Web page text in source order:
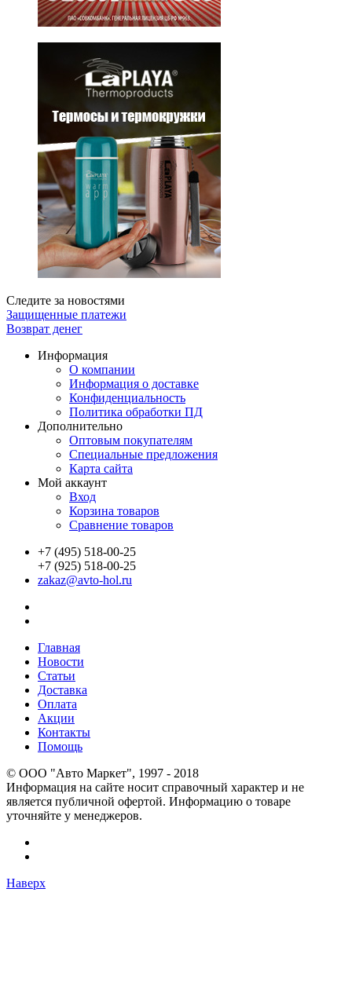
Следите за новостями
Защищенные платежи
Возврат денег
Информация
О компании
Информация о доставке
Конфиденциальность
Политика обработки ПД
Дополнительно
Оптовым покупателям
Специальные предложения
Карта сайта
Мой аккаунт
Вход
Корзина товаров
Сравнение товаров
+7 (495) 518-00-25
+7 (925) 518-00-25
zakaz@avto-hol.ru
Главная
Новости
Статьи
Доставка
Оплата
Акции
Контакты
Помощь
© OOO "Авто Маркет", 1997 - 2018
Информация на сайте носит справочный характер и не
является публичной офертой. Информацию о товаре
уточняйте у менеджеров.
Наверх